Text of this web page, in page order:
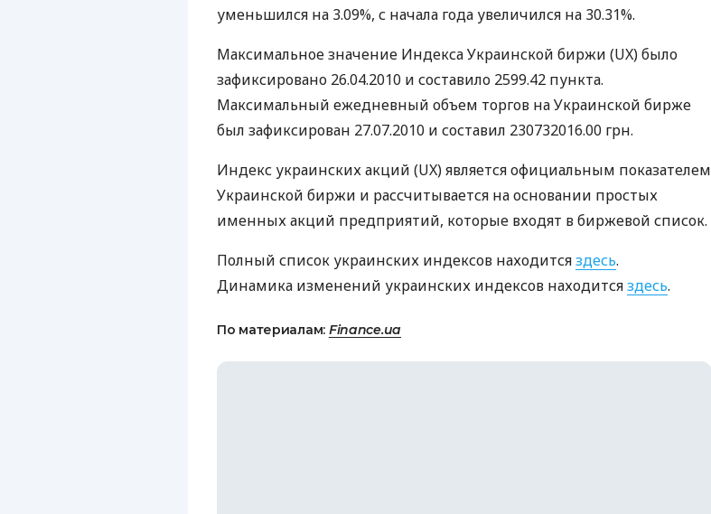
уменьшился на 3.09%, с начала года увеличился на 30.31%.
Максимальное значение Индекса Украинской биржи (UX) было
зафиксировано 26.04.2010 и составило 2599.42 пункта.
Максимальный ежедневный объем торгов на Украинской бирже
был зафиксирован 27.07.2010 и составил 230732016.00 грн.
Индекс украинских акций (UX) является официальным показателем
Украинской биржи и рассчитывается на основании простых
именных акций предприятий, которые входят в биржевой список.
Полный список украинских индексов находитсяздесь.
Динамика изменений украинских индексов находитсяздесь.
По материалам: Finance.ua